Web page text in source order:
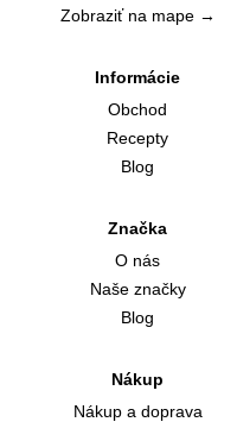
Zobraziť na mape →
Informácie
Obchod
Recepty
Blog
Značka
O nás
Naše značky
Blog
Nákup
Nákup a doprava